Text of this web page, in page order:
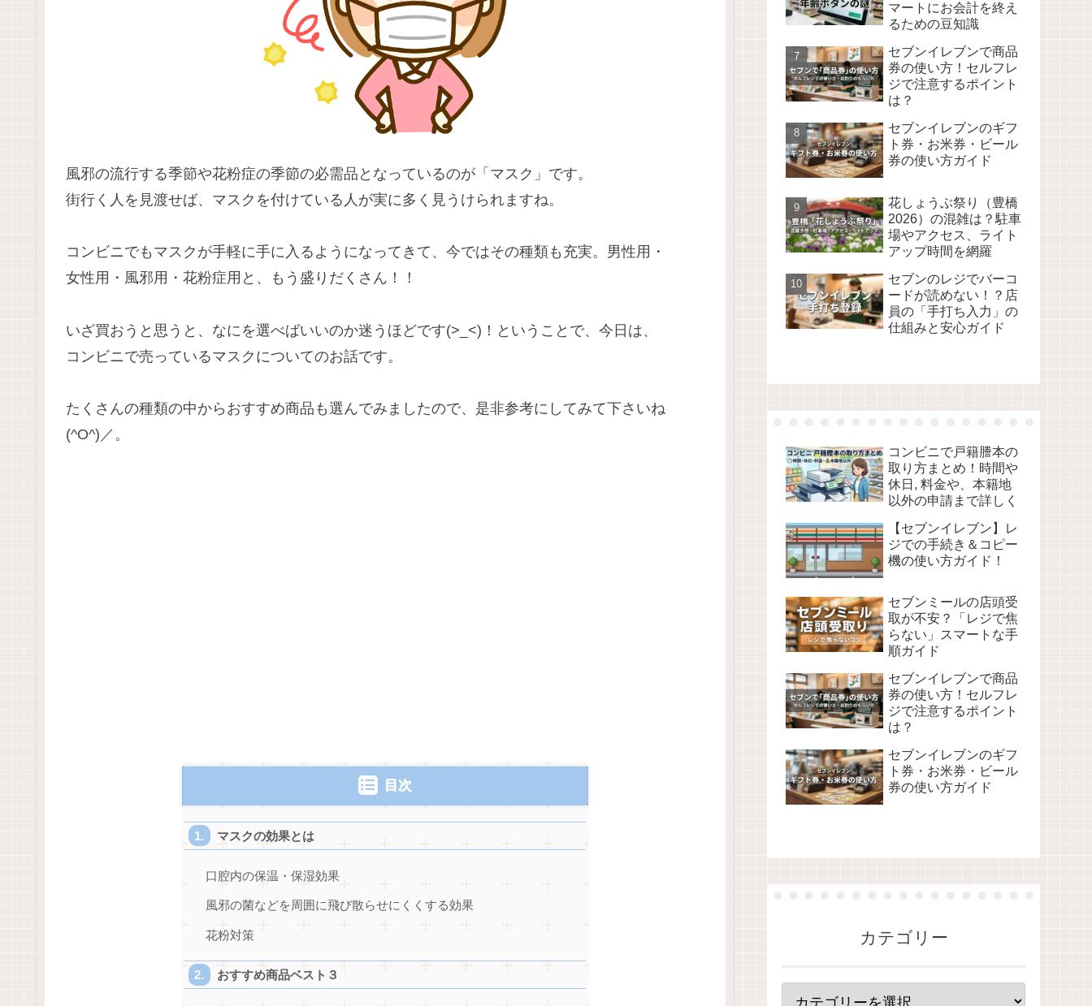
風邪の流行する季節や花粉症の季節の必需品となっているのが「マスク」です。
街行く人を見渡せば、マスクを付けている人が実に多く見うけられますね。
コンビニでもマスクが手軽に手に入るようになってきて、今ではその種類も充実。男性用・
女性用・風邪用・花粉症用と、もう盛りだくさん！！
いざ買おうと思うと、なにを選べばいいのか迷うほどです(>_<)！ ということで、今日は、
コンビニで売っているマスクについてのお話です。
たくさんの種類の中からおすすめ商品も選んでみましたので、是非参考にしてみて下さいね
(^O^)／。
目次
マスクの効果とは
口腔内の保温・保湿効果
風邪の菌などを周囲に飛び散らせにくくする効果
花粉対策
おすすめ商品ベスト３
マートにお会計を終え
るための豆知識
セブンイレブンで商品
券の使い方！セルフレ
ジで注意するポイント
は？
セブンイレブンのギフ
ト券・お米券・ビール
券の使い方ガイド
花しょうぶ祭り（豊橋
2026）の混雑は？駐車
場やアクセス、ライト
アップ時間を網羅
セブンのレジでバーコ
ードが読めない！？店
員の「手打ち入力」の
仕組みと安心ガイド
コンビニで戸籍謄本の
取り方まとめ！時間や
休日, 料金や、本籍地
以外の申請まで詳しく
【セブンイレブン】レ
ジでの手続き＆コピー
機の使い方ガイド！
セブンミールの店頭受
取が不安？「レジで焦
らない」スマートな手
順ガイド
セブンイレブンで商品
券の使い方！セルフレ
ジで注意するポイント
は？
セブンイレブンのギフ
ト券・お米券・ビール
券の使い方ガイド
カテゴリー